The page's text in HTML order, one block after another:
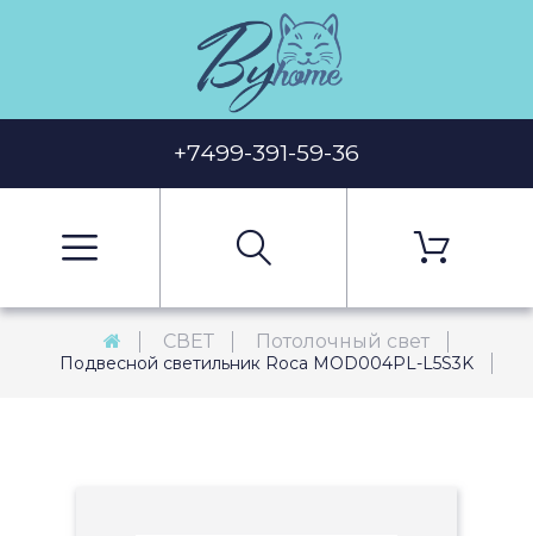
+7499-391-59-36
СВЕТ Потолочный свет
Подвесной светильник Roca MOD004PL-L5S3K